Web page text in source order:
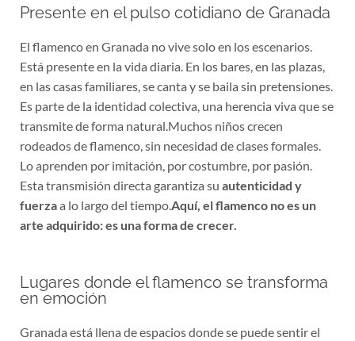
Presente en el pulso cotidiano de Granada
El flamenco en Granada no vive solo en los escenarios.
Está presente en la vida diaria. En los bares, en las plazas,
en las casas familiares, se canta y se baila sin pretensiones.
Es parte de la identidad colectiva, una herencia viva que se
transmite de forma natural.Muchos niños crecen
rodeados de flamenco, sin necesidad de clases formales.
Lo aprenden por imitación, por costumbre, por pasión.
Esta transmisión directa garantiza su autenticidad y
fuerzaa lo largo del tiempo. Aquí, el flamenco no es un
arte adquirido: es una forma de crecer.
Lugares donde el flamenco se transforma
en emoción
Granada está llena de espacios donde se puede sentir el